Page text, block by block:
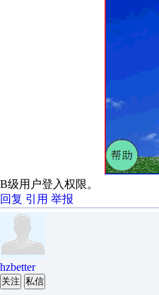
B级用户登入权限。
回复 引用 举报
hzbetter
关注 私信